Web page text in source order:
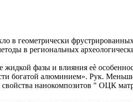
в геометрически
в региональных
фазы и влияния еѐ
богатой алюминием». Рук.
нанокомпозитов " ОЦК